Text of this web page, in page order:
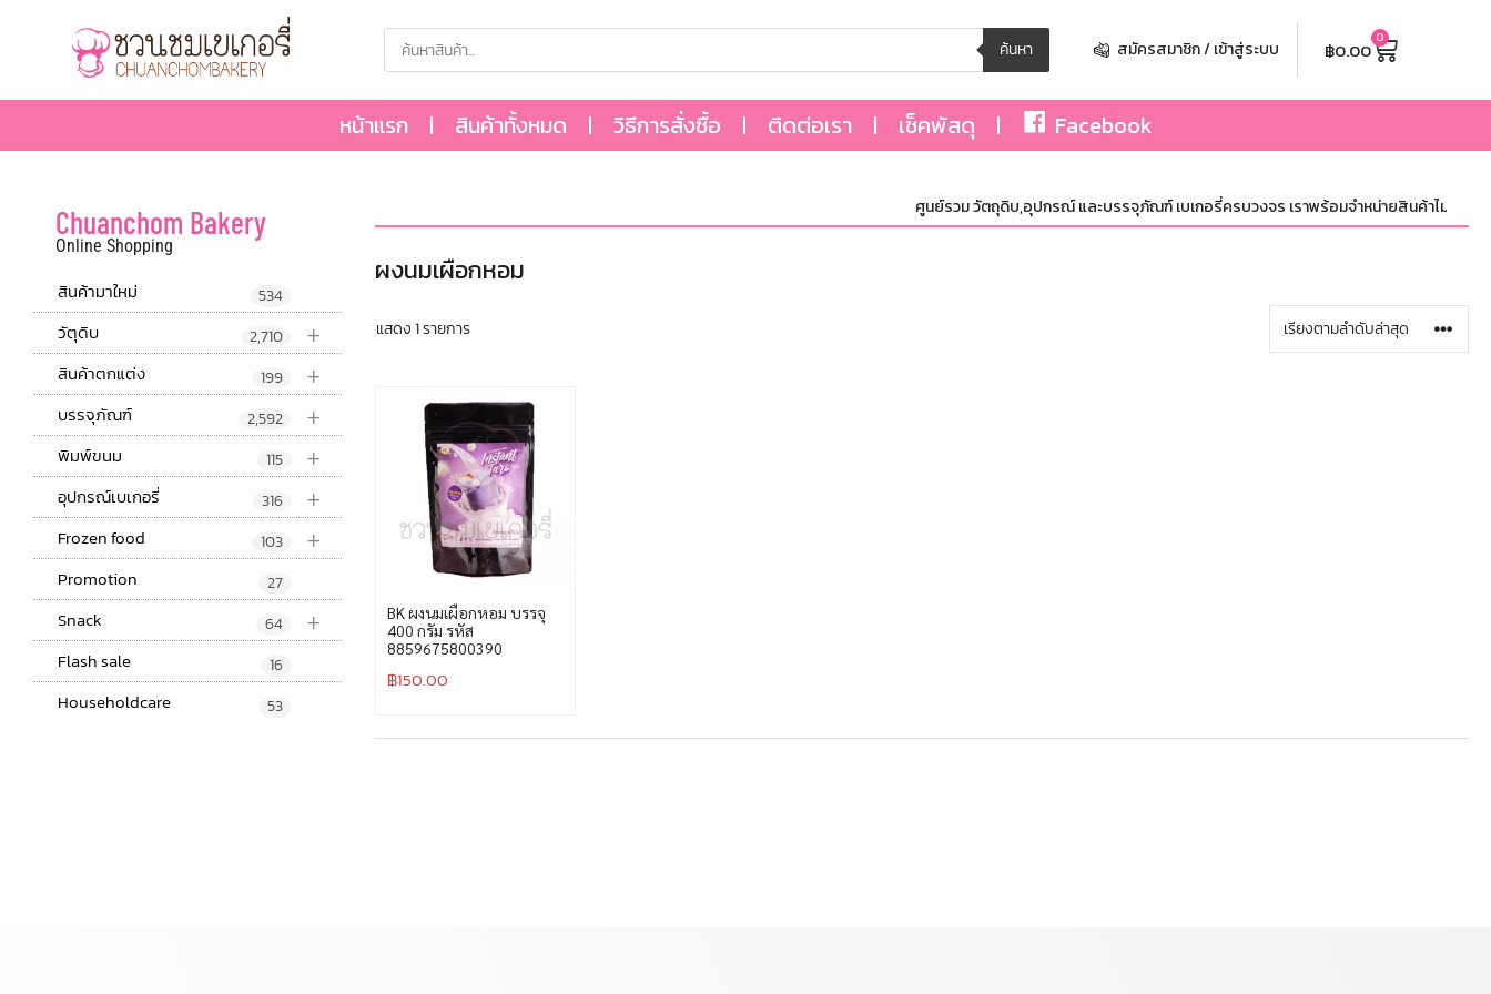
ค้นหา สมัครสมาชิก / เข้าสู่ระบบ ฿0.00 0
หน้าแรก สินค้าทั้งหมด วิธีการสั่งซื้อ ติดต่อเรา เช็คพัสดุ Facebook
Chuanchom Bakery
Online Shopping
สินค้ามาใหม่ 534
+
วัตุดิบ 2,710
+
สินค้าตกแต่ง 199
+
บรรจุภัณฑ์ 2,592
+
พิมพ์ขนม 115
+
อุปกรณ์เบเกอรี่ 316
+
Frozen food 103
Promotion 27
+
Snack 64
Flash sale 16
Householdcare 53
ศูนย์รวม วัตถุดิบ,อุปกรณ์ และบรรจุภัณฑ์ เบเกอรี่ครบวงจร เราพร้อมจำหน่ายสินค้าไม่จำกัด
ผงนมเผือกหอม
แสดง 1 รายการ
BK ผงนมเผือกหอม บรรจุ
400 กรัม รหัส
8859675800390
฿150.00